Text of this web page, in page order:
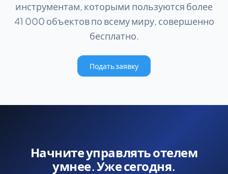
инструментам, которыми пользуются более
41 000 объектов по всему миру, совершенно
бесплатно.
Подать заявку
Начните управлять отелем
умнее. Уже сегодня.